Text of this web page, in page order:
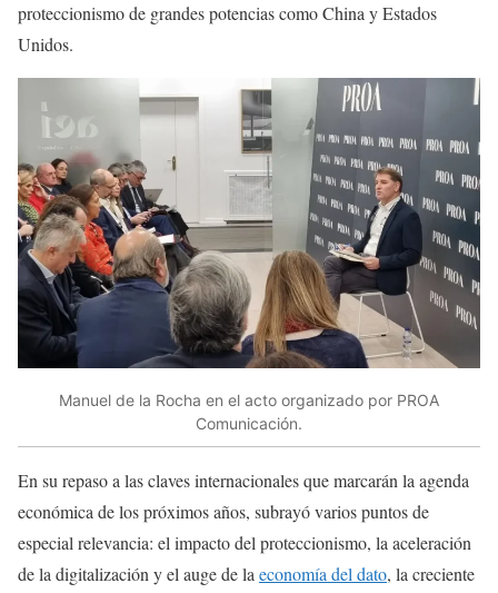
proteccionismo de grandes potencias como China y Estados
Unidos.
Manuel de la Rocha en el acto organizado por PROA
Comunicación.
En su repaso a las claves internacionales que marcarán la agenda
económica de los próximos años, subrayó varios puntos de
especial relevancia: el impacto del proteccionismo, la aceleración
de la digitalización y el auge de la economía del dato, la creciente